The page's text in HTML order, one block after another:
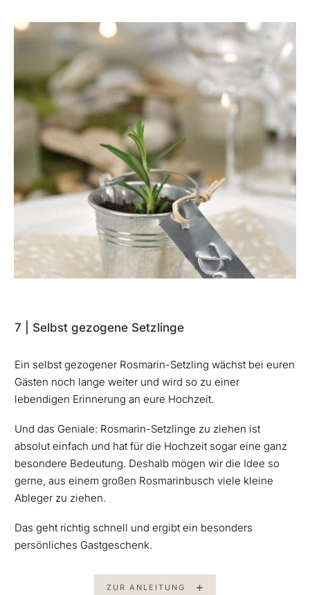
7 | Selbst gezogene Setzlinge
Ein selbst gezogener Rosmarin-Setzling wächst bei euren
Gästen noch lange weiter und wird so zu einer
lebendigen Erinnerung an eure Hochzeit.
Und das Geniale: Rosmarin-Setzlinge zu ziehen ist
absolut einfach und hat für die Hochzeit sogar eine ganz
besondere Bedeutung. Deshalb mögen wir die Idee so
gerne, aus einem großen Rosmarinbusch viele kleine
Ableger zu ziehen.
Das geht richtig schnell und ergibt ein besonders
persönliches Gastgeschenk.
ZUR ANLEITUNG